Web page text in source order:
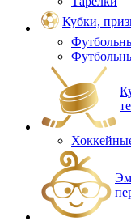
Кубки,